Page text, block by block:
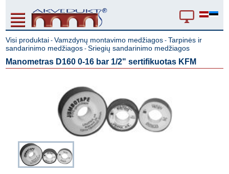
Visi produktai -Vamzdynų montavimo medžiagos - Tarpinės ir
sandarinimo medžiagos -Sriegių sandarinimo medžiagos
Manometras D160 0-16 bar 1/2" sertifikuotas KFM